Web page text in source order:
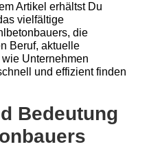
Artikel erhältst Du
vielfältige
die
Beruf, aktuelle
Unternehmen
und effizient finden
Bedeutung